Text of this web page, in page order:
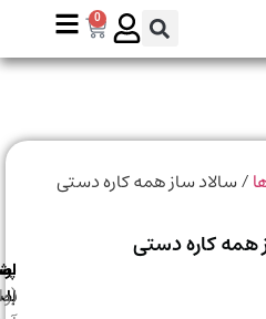
0
ساز همه کاره دستی
کاره دستی
اصالت
پشتیبانی
(واتس